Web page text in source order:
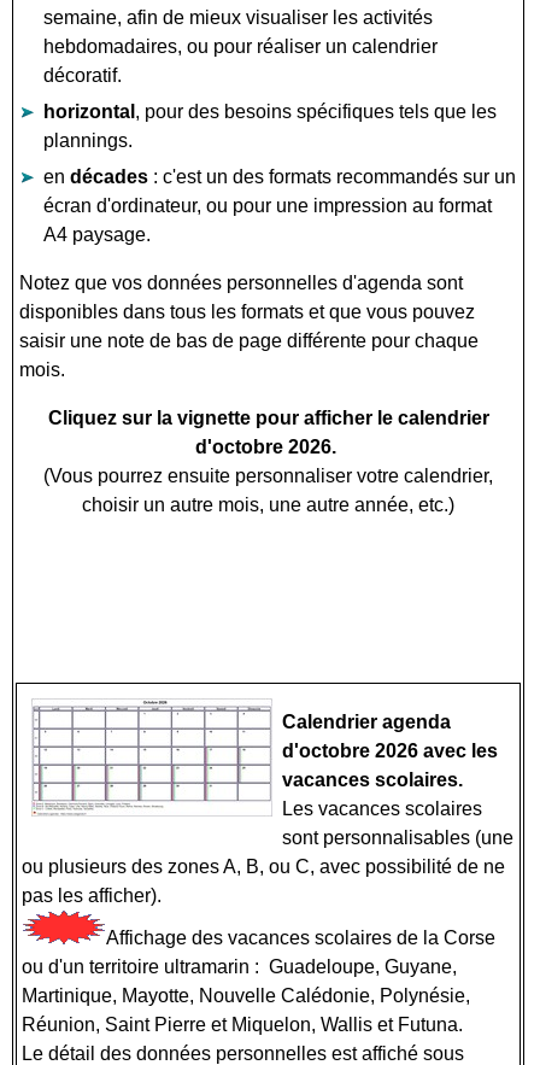
semaine, afin de mieux visualiser les activités
hebdomadaires, ou pour réaliser un calendrier
décoratif.
horizontal , pour des besoins spécifiques tels que les
plannings.
en décades : c'est un des formats recommandés sur un
écran d'ordinateur, ou pour une impression au format
A4 paysage.
Notez que vos données personnelles d'agenda sont
disponibles dans tous les formats et que vous pouvez
saisir une note de bas de page différente pour chaque
mois.
Cliquez sur la vignette pour afficher le calendrier
d'octobre 2026.
(Vous pourrez ensuite personnaliser votre calendrier,
choisir un autre mois, une autre année, etc.)
Calendrier agenda
d'octobre 2026 avec les
vacances scolaires.
Les vacances scolaires
sont personnalisables (une
ou plusieurs des zones A, B, ou C, avec possibilité de ne
pas les afficher).
Affichage des vacances scolaires de la Corse
ou d'un territoire ultramarin : Guadeloupe, Guyane,
Martinique, Mayotte, Nouvelle Calédonie, Polynésie,
Réunion, Saint Pierre et Miquelon, Wallis et Futuna.
Le détail des données personnelles est affiché sous